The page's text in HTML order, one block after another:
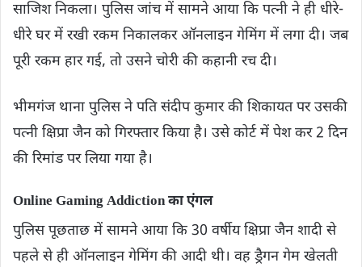
साजिश निकला। पुलिस जांच में सामने आया कि पत्नी ने ही धीरे-
धीरे घर में रखी रकम निकालकर ऑनलाइन गेमिंग में लगा दी। जब
पूरी रकम हार गई, तो उसने चोरी की कहानी रच दी।
भीमगंज थाना पुलिस ने पति संदीप कुमार की शिकायत पर उसकी
पत्नी क्षिप्रा जैन को गिरफ्तार किया है। उसे कोर्ट में पेश कर 2 दिन
की रिमांड पर लिया गया है।
Online Gaming Addiction का एंगल
पुलिस पूछताछ में सामने आया कि 30 वर्षीय क्षिप्रा जैन शादी से
पहले से ही ऑनलाइन गेमिंग की आदी थी। वह ड्रैगन गेम खेलती